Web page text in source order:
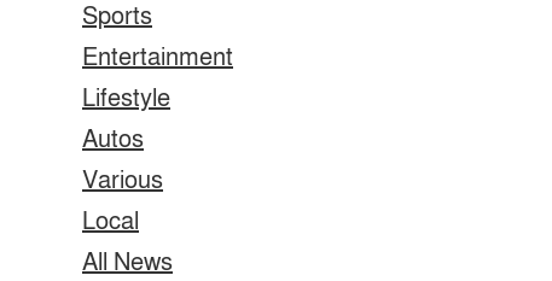
Sports
Entertainment
Lifestyle
Autos
Various
Local
All News